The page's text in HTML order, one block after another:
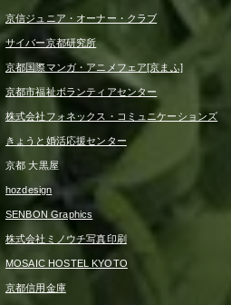
京信ジュニア・オーナー・クラブ
サイバー京都研究所
京都国際マンガ・アニメフェア[京まふ]
京都市福祉ボランティアセンター
株式会社フォネックス・コミュニケーションズ
きょうと婚活応援センター
京都 大黒屋
hozdesign
SENBON Graphics
株式会社ミノウチ写真印刷
MOSAIC HOSTEL KYOTO
京都信用金庫